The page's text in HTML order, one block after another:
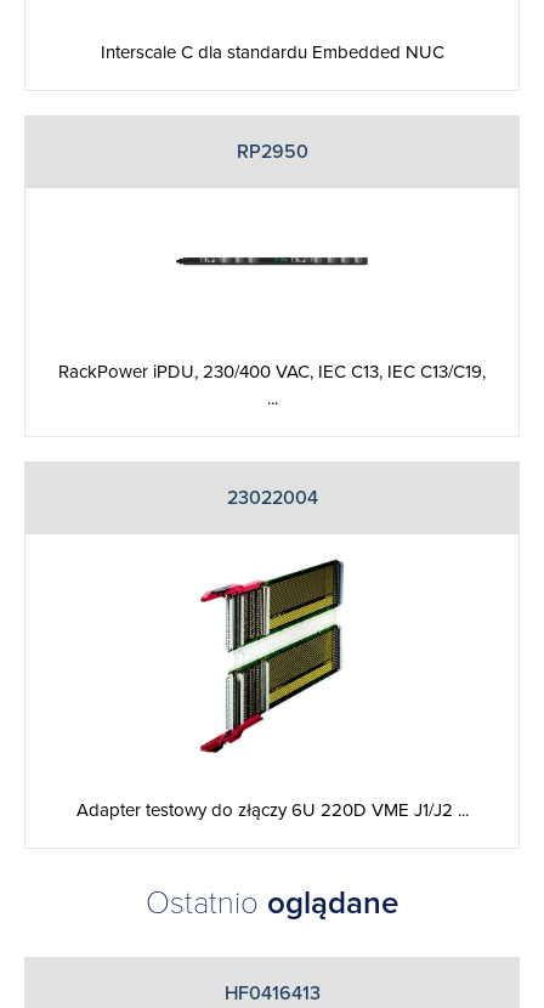
Interscale C dla standardu Embedded NUC
RP2950
RackPower iPDU, 230/400 VAC, IEC C13, IEC C13/C19,
...
23022004
Adapter testowy do złączy 6U 220D VME J1/J2 ...
Ostatnio oglądane
HF0416413